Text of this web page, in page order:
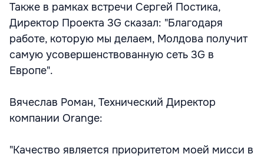
Также в рамках встречи Сергей Постика,
Директор Проекта 3G сказал: "Благодаря
работе, которую мы делаем, Молдова получит
самую усовершенствованную сеть 3G в
Европе".
Вячеслав Роман, Технический Директор
компании Orange:
"Качество является приоритетом моей мисси в